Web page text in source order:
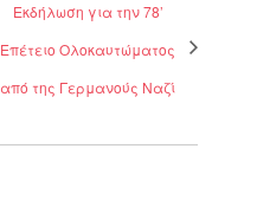
Εκδήλωση για την 78’
Επέτειο Ολοκαυτώματος
από της Γερμανούς Ναζί